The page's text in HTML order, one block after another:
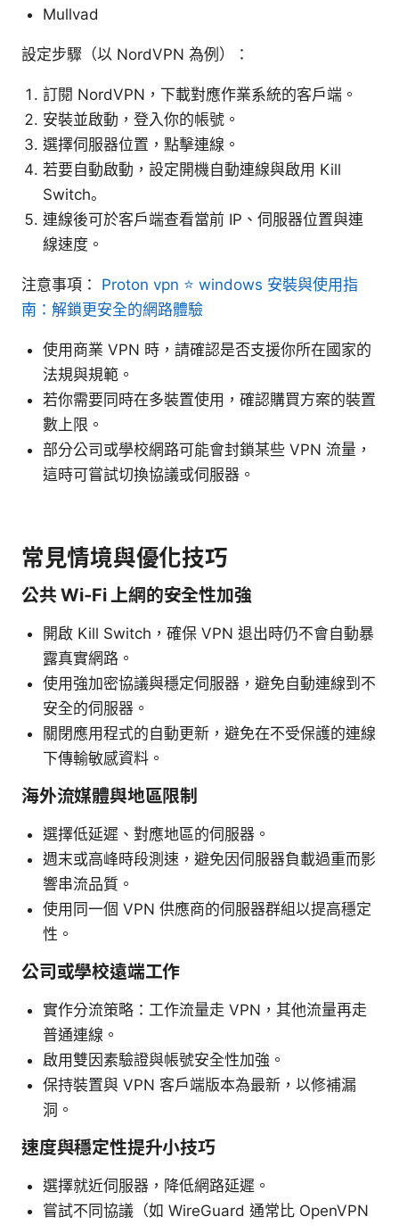
Mullvad
設定步驟（以 NordVPN 為例）：
訂閱 NordVPN，下載對應作業系統的客戶端。
安裝並啟動，登入你的帳號。
選擇伺服器位置，點擊連線。
若要自動啟動，設定開機自動連線與啟用 Kill
Switch。
連線後可於客戶端查看當前 IP、伺服器位置與連
線速度。
注意事項： Proton vpn ⭐ windows 安裝與使用指
南：解鎖更安全的網路體驗
使用商業 VPN 時，請確認是否支援你所在國家的
法規與規範。
若你需要同時在多裝置使用，確認購買方案的裝置
數上限。
部分公司或學校網路可能會封鎖某些 VPN 流量，
這時可嘗試切換協議或伺服器。
常見情境與優化技巧
公共 Wi‑Fi 上網的安全性加強
開啟 Kill Switch，確保 VPN 退出時仍不會自動暴
露真實網路。
使用強加密協議與穩定伺服器，避免自動連線到不
安全的伺服器。
關閉應用程式的自動更新，避免在不受保護的連線
下傳輸敏感資料。
海外流媒體與地區限制
選擇低延遲、對應地區的伺服器。
週末或高峰時段測速，避免因伺服器負載過重而影
響串流品質。
使用同一個 VPN 供應商的伺服器群組以提高穩定
性。
公司或學校遠端工作
實作分流策略：工作流量走 VPN，其他流量再走
普通連線。
啟用雙因素驗證與帳號安全性加強。
保持裝置與 VPN 客戶端版本為最新，以修補漏
洞。
速度與穩定性提升小技巧
選擇就近伺服器，降低網路延遲。
嘗試不同協議（如 WireGuard 通常比 OpenVPN